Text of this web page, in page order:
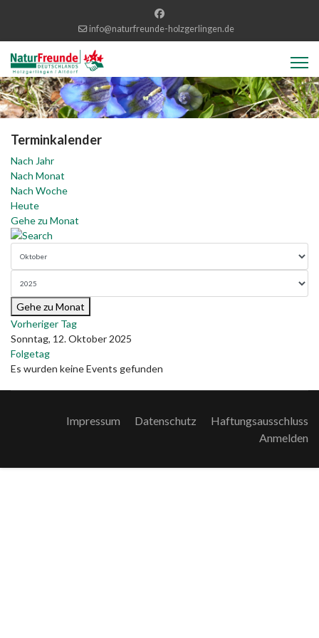
info@naturfreunde-holzgerlingen.de
Terminkalender
Nach Jahr
Nach Monat
Nach Woche
Heute
Gehe zu Monat
Gehe zu Monat
Vorheriger Tag
Sonntag, 12. Oktober 2025
Folgetag
Es wurden keine Events gefunden
Impressum Datenschutz
Haftungsausschluss
Anmelden